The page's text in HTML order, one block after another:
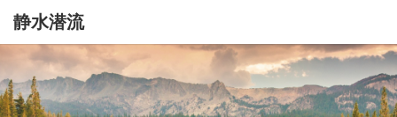
静水潜流